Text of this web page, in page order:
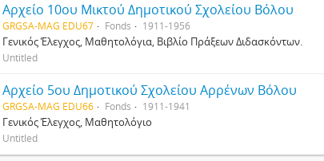
Αρχείο 10ου Μικτού Δημοτικού Σχολείου Βόλου
GRGSA-MAG EDU67 Fonds 1911-1956
Γενικός Έλεγχος, Μαθητολόγια, Βιβλίο Πράξεων Διδασκόντων.
Untitled
Αρχείο 5ου Δημοτικού Σχολείου Αρρένων Βόλου
GRGSA-MAG EDU66 Fonds 1911-1941
Γενικός Έλεγχος, Μαθητολόγιο
Untitled